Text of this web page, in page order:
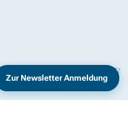
Datenschutz
Zur Newsletter Anmeldung